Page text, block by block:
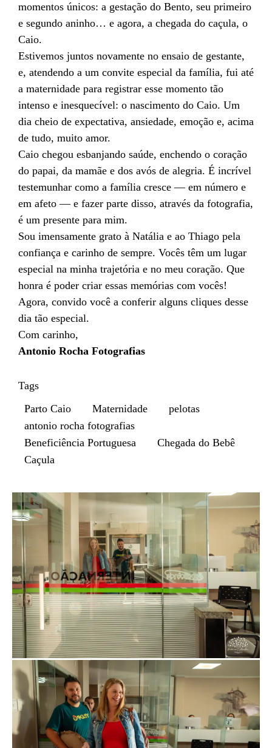
momentos únicos: a gestação do Bento, seu primeiro
e segundo aninho… e agora, a chegada do caçula, o
Caio.
Estivemos juntos novamente no ensaio de gestante,
e, atendendo a um convite especial da família, fui até
a maternidade para registrar esse momento tão
intenso e inesquecível: o nascimento do Caio. Um
dia cheio de expectativa, ansiedade, emoção e, acima
de tudo, muito amor.
Caio chegou esbanjando saúde, enchendo o coração
do papai, da mamãe e dos avós de alegria. É incrível
testemunhar como a família cresce — em número e
em afeto — e fazer parte disso, através da fotografia,
é um presente para mim.
Sou imensamente grato à Natália e ao Thiago pela
confiança e carinho de sempre. Vocês têm um lugar
especial na minha trajetória e no meu coração. Que
honra é poder criar essas memórias com vocês!
Agora, convido você a conferir alguns cliques desse
dia tão especial.
Com carinho,
Antonio Rocha Fotografias
Tags
Parto Caio
Maternidade
pelotas
antonio rocha fotografias
Beneficiência Portuguesa
Chegada do Bebê
Caçula